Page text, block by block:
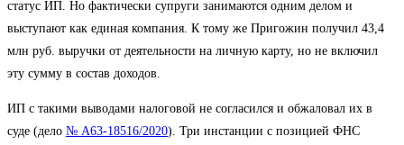
статус ИП. Но фактически супруги занимаются одним делом и
выступают как единая компания. К тому же Пригожин получил 43,4
млн руб. выручки от деятельности на личную карту, но не включил
эту сумму в состав доходов.
ИП с такими выводами налоговой не согласился и обжаловал их в
суде (дело № А63-18516/2020). Три инстанции с позицией ФНС